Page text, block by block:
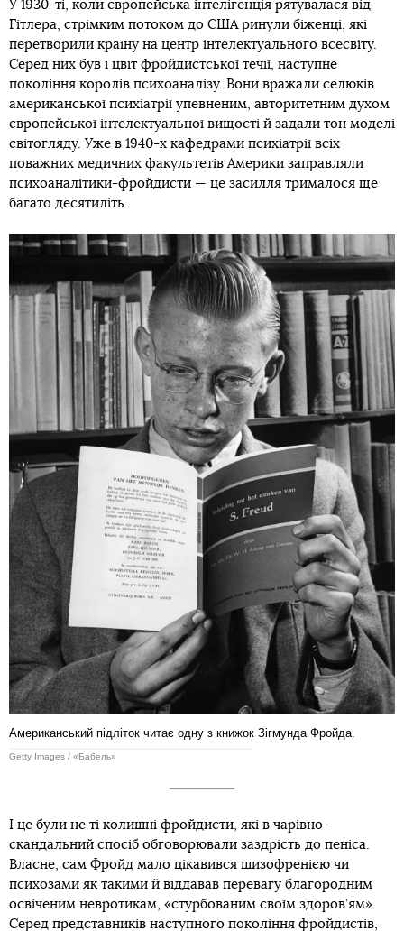
У 1930-ті, коли європейська інтелігенція рятувалася від
Гітлера, стрімким потоком до США ринули біженці, які
перетворили країну на центр інтелектуального всесвіту.
Серед них був і цвіт фройдистської течії, наступне
покоління королів психоаналізу. Вони вражали селюків
американської психіатрії упевненим, авторитетним духом
європейської інтелектуальної вищості й задали тон моделі
світогляду. Уже в 1940-х кафедрами психіатрії всіх
поважних медичних факультетів Америки заправляли
психоаналітики-фройдисти — це засилля трималося ще
багато десятиліть.
Американський підліток читає одну з книжок Зігмунда Фройда.
Getty Images / «Бабель»
І це були не ті колишні фройдисти, які в чарівно-
скандальний спосіб обговорювали заздрість до пеніса.
Власне, сам Фройд мало цікавився шизофренією чи
психозами як такими й віддавав перевагу благородним
освіченим невротикам, «стурбованим своїм здоров’ям».
Серед представників наступного покоління фройдистів,